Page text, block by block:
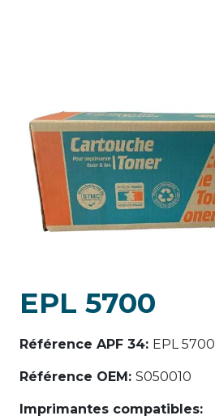
EPL 5700
Référence APF 34: EPL 5700
Référence OEM : S050010
Imprimantes compatibles: